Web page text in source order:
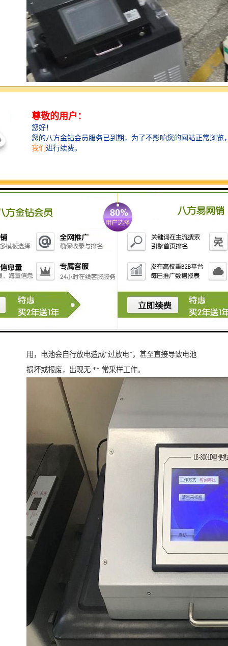
采样器即使在不使用的情况下，每月也要进行保护性充
用，电池会自行放电造成“过放电”，甚至直接导致电池
损坏或报废，出现无 ** 常采样工作。